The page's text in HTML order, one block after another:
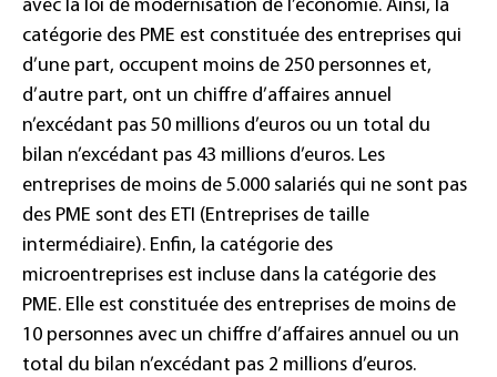
avec la loi de modernisation de l’économie. Ainsi, la
catégorie des PME est constituée des entreprises qui
d’une part, occupent moins de 250 personnes et,
d’autre part, ont un chiffre d’affaires annuel
n’excédant pas 50 millions d’euros ou un total du
bilan n’excédant pas 43 millions d’euros. Les
entreprises de moins de 5.000 salariés qui ne sont pas
des PME sont des ETI (Entreprises de taille
intermédiaire). Enfin, la catégorie des
microentreprises est incluse dans la catégorie des
PME. Elle est constituée des entreprises de moins de
10 personnes avec un chiffre d’affaires annuel ou un
total du bilan n’excédant pas 2 millions d’euros.